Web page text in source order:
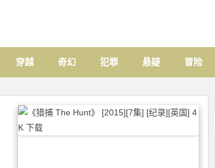
穿越 奇幻 犯罪 悬疑 冒险